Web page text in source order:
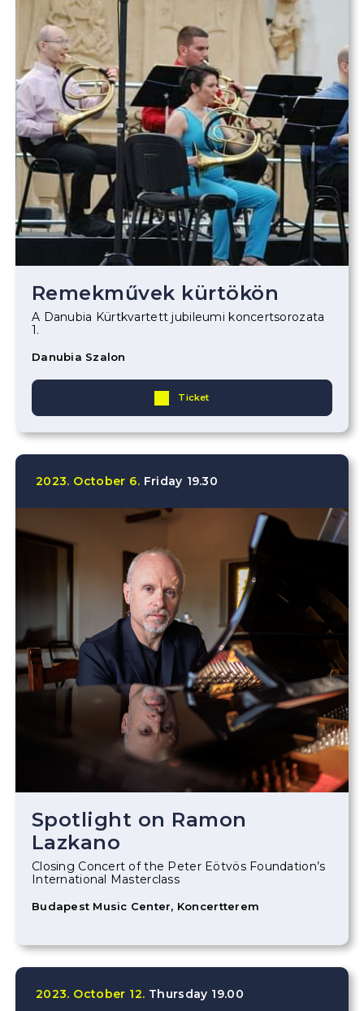
Remekművek kürtökön
A Danubia Kürtkvartett jubileumi koncertsorozata
1.
Danubia Szalon
Ticket
2023. October 6. Friday 19.30
Spotlight on Ramon
Lazkano
Closing Concert of the Peter Eötvös Foundation’s
International Masterclass
Budapest Music Center, Koncertterem
2023. October 12. Thursday 19.00